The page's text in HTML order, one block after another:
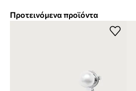
Προτεινόμενα προϊόντα